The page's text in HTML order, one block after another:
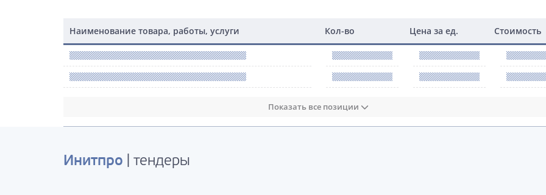
Наименование товара, работы, услуги Кол-во Цена за ед. Стоимость
Показать все позиции
Инитпро | тендеры